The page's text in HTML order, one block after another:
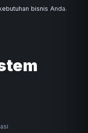
bisnis Anda.